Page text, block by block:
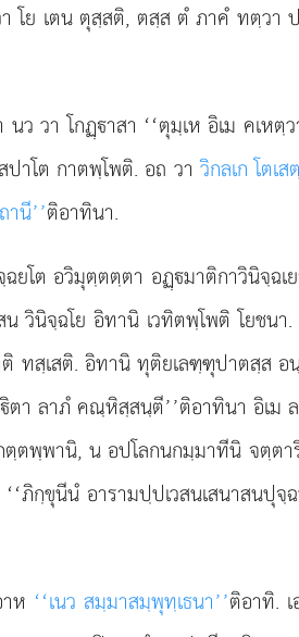
โย เตน ตุสฺสติ, ตสฺส ตํ ภาคํ ทตฺวา
วา โกฏฺาสา ‘‘ตุมฺเห อิเม คเหตฺ
ปาโต กาตพฺโพติ. อถ วาวิกลเก โตเส
นี’’ติอาทินา.
โต อวิมุตฺตตฺตา อฏฺมาติกาวินิจฺฉเย
วินิจฺฉโย อิทานิ เวทิตพฺโพติ โยชนา.
ทสฺเสติ. อิทานิ ทุติยเลฑฺฑุปาตสฺส อ
ตา ลาภํ คณฺหิสฺสนฺตี’’ติอาทินา อิเม
ตฺตพฺพานิ, น อปโลกนกมฺมาทีนิ จตฺต
กฺขุนีนํ อารามปฺปเวสนเสนาสนปุจฺ
ห ‘‘เนว สมฺมาสมฺพุทฺเธนา’’ติอาทิ. เ